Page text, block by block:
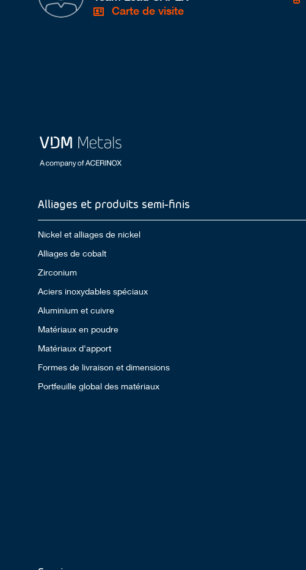
Carte de visite
Alliages et produits semi-finis
Nickel et alliages de nickel
Alliages de cobalt
Zirconium
Aciers inoxydables spéciaux
Aluminium et cuivre
Matériaux en poudre
Matériaux d'apport
Formes de livraison et dimensions
Portfeuille global des matériaux